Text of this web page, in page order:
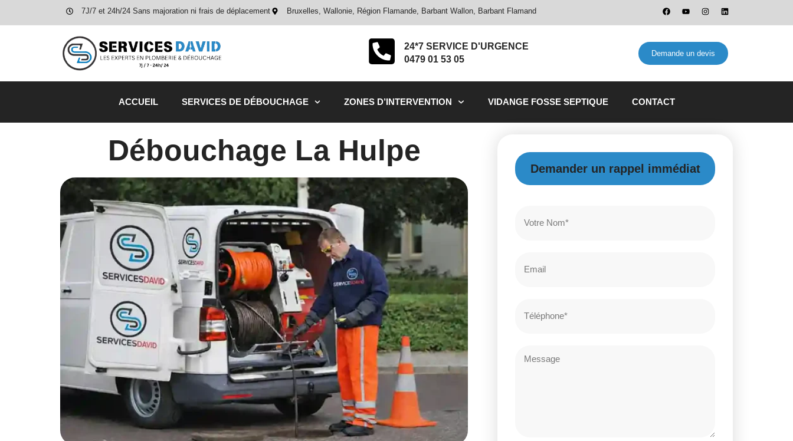
7J/7 et 24h/24 Sans majoration ni frais de déplacement Bruxelles, Wallonie, Région Flamande, Barbant Wallon, Barbant Flamand
24*7 SERVICE D'URGENCE
0479 01 53 05
Demande un devis
ACCUEIL SERVICES DE DÉBOUCHAGE ZONES D’INTERVENTION VIDANGE FOSSE SEPTIQUE CONTACT
Débouchage La Hulpe
Demander un rappel immédiat